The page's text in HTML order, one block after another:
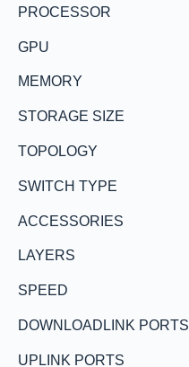
PROCESSOR
GPU
MEMORY
STORAGE SIZE
TOPOLOGY
SWITCH TYPE
ACCESSORIES
LAYERS
SPEED
DOWNLOADLINK PORTS
UPLINK PORTS